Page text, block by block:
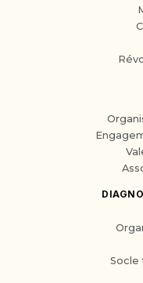
Socle